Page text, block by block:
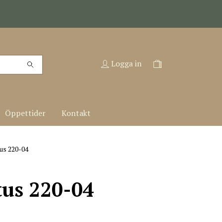
Logga in
Öppettider Kontakt
220-04
220-04